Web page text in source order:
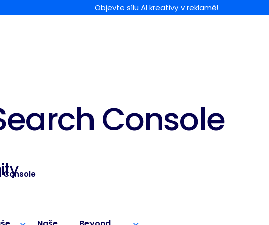
Objevte sílu AI kreativy v reklamě!
Console
Console